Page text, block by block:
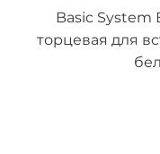
Basic System
торцевая для